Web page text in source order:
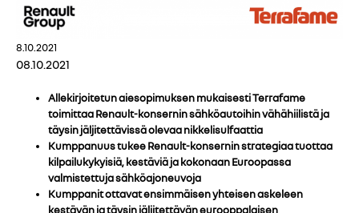
8.10.2021
08.10.2021
Allekirjoitetun aiesopimuksen mukaisesti Terrafame
toimittaa Renault-konsernin sähköautoihin vähähiilistä ja
täysin jäljitettävissä olevaa nikkelisulfaattia
Kumppanuus tukee Renault-konsernin strategiaa tuottaa
kilpailukykyisiä, kestäviä ja kokonaan Euroopassa
valmistettuja sähköajoneuvoja
Kumppanit ottavat ensimmäisen yhteisen askeleen
kestävän ja täysin jäljitettävän eurooppalaisen